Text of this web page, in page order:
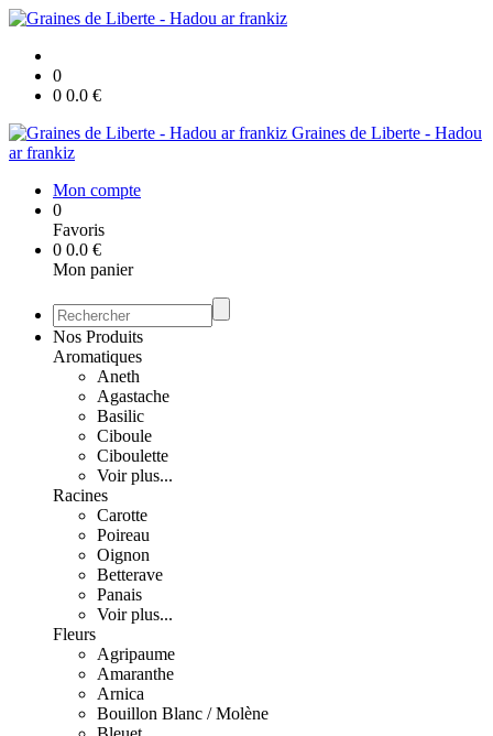
0
0 0.0 €
Graines de Liberte - Hadou
ar frankiz
Mon compte
0
Favoris
0 0.0 €
Mon panier
Nos Produits
Aromatiques
Aneth
Agastache
Basilic
Ciboule
Ciboulette
Voir plus...
Racines
Carotte
Poireau
Oignon
Betterave
Panais
Voir plus...
Fleurs
Agripaume
Amaranthe
Arnica
Bouillon Blanc / Molène